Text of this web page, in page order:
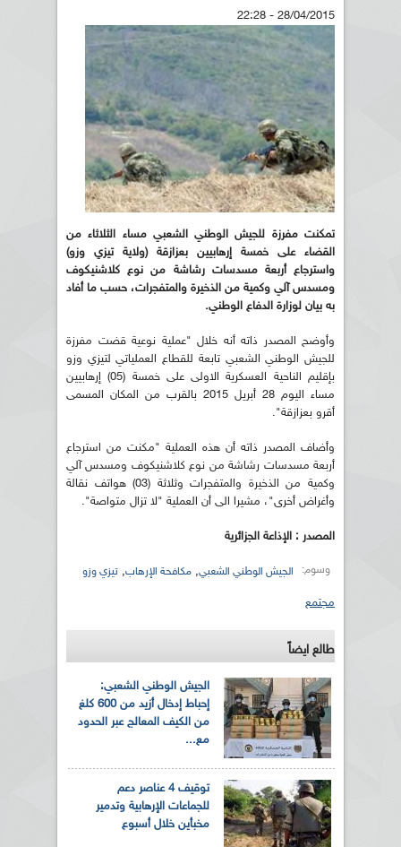
28/04/2015 - 22:28
تمكنت مفرزة للجيش الوطني الشعبي مساء الثلاثاء من
القضاء على خمسة إرهابيين بعزازقة (ولاية تيزي وزو)
واسترجاع أربعة مسدسات رشاشة من نوع كلاشنيكوف
ومسدس آلي وكمية من الذخيرة والمتفجرات، حسب ما أفاد
به بيان لوزارة الدفاع الوطني.
وأوضح المصدر ذاته أنه خلال "عملية نوعية قضت مفرزة
للجيش الوطني الشعبي تابعة للقطاع العملياتي لتيزي وزو
بإقليم الناحية العسكرية الاولى على خمسة (05) إرهابيين
مساء اليوم 28 أبريل 2015 بالقرب من المكان المسمى
أقرو بعزازقة".
وأضاف المصدر ذاته أن هذه العملية "مكنت من استرجاع
أربعة مسدسات رشاشة من نوع كلاشنيكوف ومسدس آلي
وكمية من الذخيرة والمتفجرات وثلاثة (03) هواتف نقالة
وأغراض أخرى"، مشيرا الى أن العملية "لا تزال متواصة".
المصدر : الإذاعة الجزائرية
وسوم: الجيش الوطني الشعبي, مكافحة الإرهاب, تيزي وزو
مجتمع
طالع ايضاً
الجيش الوطني الشعبي:
إحباط إدخال أزيد من 600 كلغ
من الكيف المعالج عبر الحدود
مع...
توقيف 4 عناصر دعم
للجماعات الإرهابية وتدمير
مخبأين خلال أسبوع